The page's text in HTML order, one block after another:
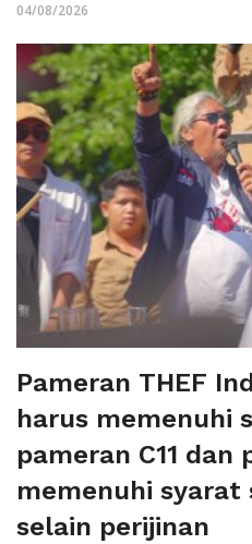
04/08/2026
Pameran THEF
harus memenuhi
pameran C11 dan
memenuhi syarat
selain perijinan